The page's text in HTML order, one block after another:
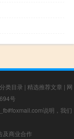
类目录 | 精选推荐文章 | 网
号
说明，我们
及商业合作